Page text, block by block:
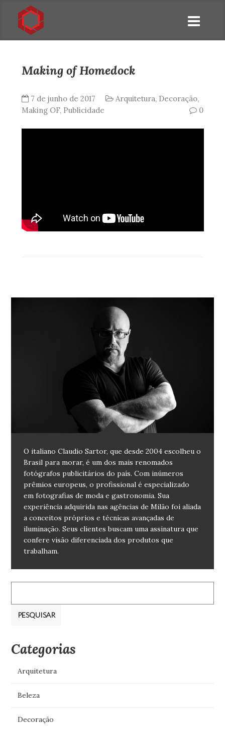
Making of Homedock
7 de junho de 2017 Arquitetura, Decoração,
Making OF, Publicidade 0
O italiano Claudio Sartor, que desde 2004 escolheu o
Brasil para morar, é um dos mais renomados
fotógrafos publicitários do país. Com inúmeros
prêmios europeus, o profissional é especializado
em fotografias de moda e gastronomia. Sua
experiência adquirida nas agências de Milão foi aliada
a conceitos próprios e técnicas avançadas de
iluminação. Seus clientes buscam uma assinatura que
confere visão diferenciada dos produtos que
trabalham.
Categorias
Arquitetura
Beleza
Decoração